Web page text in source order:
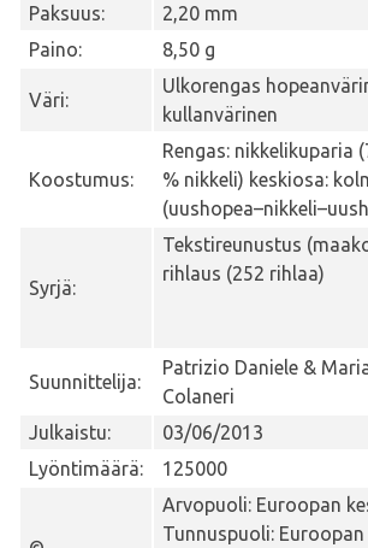
Paksuus:
2,20 mm
Paino:
8,50 g
Väri:
Ulkorengas
kullanvärinen
Koostumus:
Rengas: nikkelikuparia
% nikkeli) keskiosa:
Syrjä:
Tekstireunustus
rihlaus (252 rihlaa)
Suunnittelija:
Patrizio Daniele &
Colaneri
Julkaistu:
03/06/2013
Lyöntimäärä:
125000
Arvopuoli: Euroopan
Tunnuspuoli: